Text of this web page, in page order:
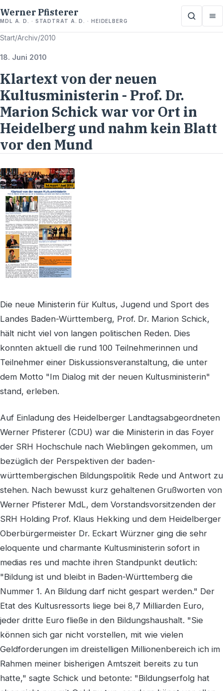
Werner Pfisterer
MDL A. D. · STADTRAT A. D. · HEIDELBERG
Start/Archiv/2010
18. Juni 2010
Klartext von der neuen
Kultusministerin - Prof. Dr.
Marion Schick war vor Ort in
Heidelberg und nahm kein Blatt
vor den Mund
Die neue Ministerin für Kultus, Jugend und Sport des
Landes Baden-Württemberg, Prof. Dr. Marion Schick,
hält nicht viel von langen politischen Reden. Dies
konnten aktuell die rund 100 Teilnehmerinnen und
Teilnehmer einer Diskussionsveranstaltung, die unter
dem Motto "Im Dialog mit der neuen Kultusministerin"
stand, erleben.
Auf Einladung des Heidelberger Landtagsabgeordneten
Werner Pfisterer (CDU) war die Ministerin in das Foyer
der SRH Hochschule nach Wieblingen gekommen, um
bezüglich der Perspektiven der baden-
württembergischen Bildungspolitik Rede und Antwort zu
stehen. Nach bewusst kurz gehaltenen Grußworten von
Werner Pfisterer MdL, dem Vorstandsvorsitzenden der
SRH Holding Prof. Klaus Hekking und dem Heidelberger
Oberbürgermeister Dr. Eckart Würzner ging die sehr
eloquente und charmante Kultusministerin sofort in
medias res und machte ihren Standpunkt deutlich:
"Bildung ist und bleibt in Baden-Württemberg die
Nummer 1. An Bildung darf nicht gespart werden." Der
Etat des Kultusressorts liege bei 8,7 Milliarden Euro,
jeder dritte Euro fließe in den Bildungshaushalt. "Sie
können sich gar nicht vorstellen, mit wie vielen
Geldforderungen im dreistelligen Millionenbereich ich im
Rahmen meiner bisherigen Amtszeit bereits zu tun
hatte," sagte Schick und betonte: "Bildungserfolg hat